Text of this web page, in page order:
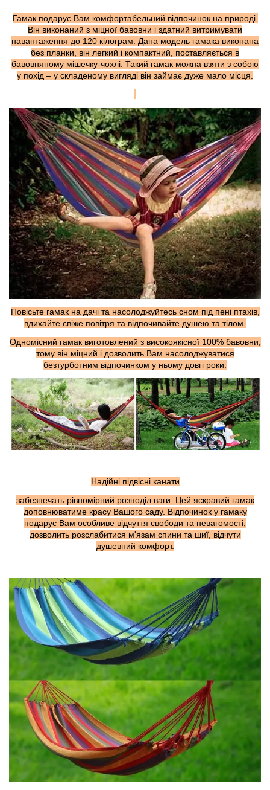
Гамак подарує Вам комфортабельний відпочинок на природі.
Він виконаний з міцної бавовни і здатний витримувати
навантаження до 120 кілограм. Дана модель гамака виконана
без планки, він легкий і компактний, поставляється в
бавовняному мішечку-чохлі. Такий гамак можна взяти з собою
у похід – у складеному вигляді він займає дуже мало місця.
Повісьте гамак на дачі та насолоджуйтесь сном під пені птахів,
вдихайте свіже повітря та відпочивайте душею та тілом.
Одномісний гамак виготовлений з високоякісної 100% бавовни,
тому він міцний і дозволить Вам насолоджуватися
безтурботним відпочинком у ньому довгі роки.
Надійні підвісні канати
забезпечать рівномірний розподіл ваги. Цей яскравий гамак
доповнюватиме красу Вашого саду. Відпочинок у гамаку
подарує Вам особливе відчуття свободи та невагомості,
дозволить розслабитися м'язам спини та шиї, відчути
душевний комфорт.